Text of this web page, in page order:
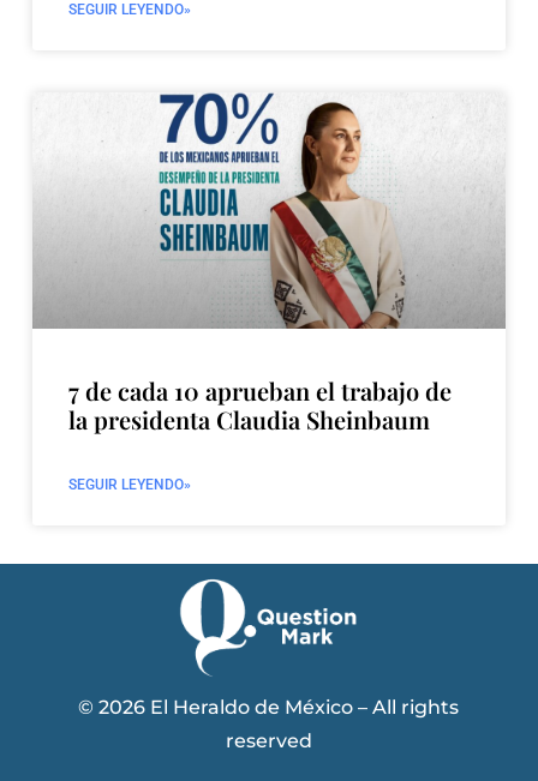
SEGUIR LEYENDO»
7 de cada 10 aprueban el trabajo de
la presidenta Claudia Sheinbaum
SEGUIR LEYENDO»
© 2026 El Heraldo de México – All rights
reserved